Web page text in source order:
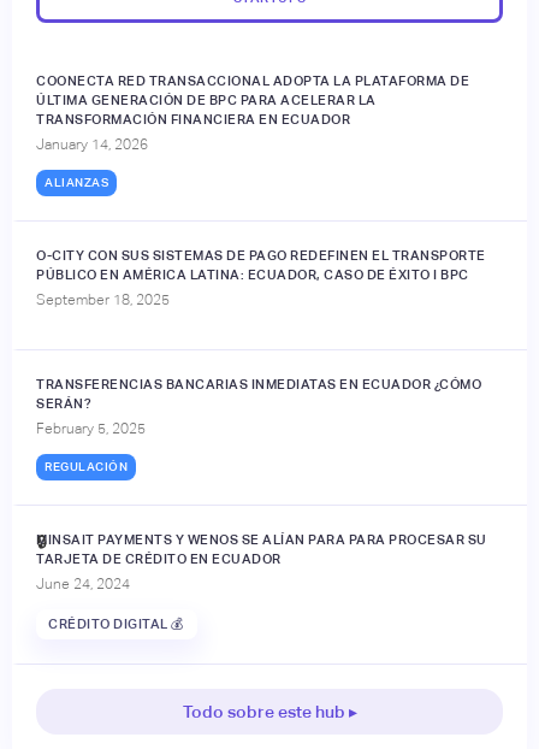
COONECTA RED TRANSACCIONAL ADOPTA LA PLATAFORMA DE
ÚLTIMA GENERACIÓN DE BPC PARA ACELERAR LA
TRANSFORMACIÓN FINANCIERA EN ECUADOR
January 14, 2026
ALIANZAS
O-CITY CON SUS SISTEMAS DE PAGO REDEFINEN EL TRANSPORTE
PÚBLICO EN AMÉRICA LATINA: ECUADOR, CASO DE ÉXITO I BPC
September 18, 2025
TRANSFERENCIAS BANCARIAS INMEDIATAS EN ECUADOR ¿CÓMO
SERÁN?
February 5, 2025
REGULACIÓN
MINSAIT PAYMENTS Y WENOS SE ALÍAN PARA PARA PROCESAR SU
TARJETA DE CRÉDITO EN ECUADOR
June 24, 2024
CRÉDITO DIGITAL 💰
🔒
Todo sobre este hub ▸